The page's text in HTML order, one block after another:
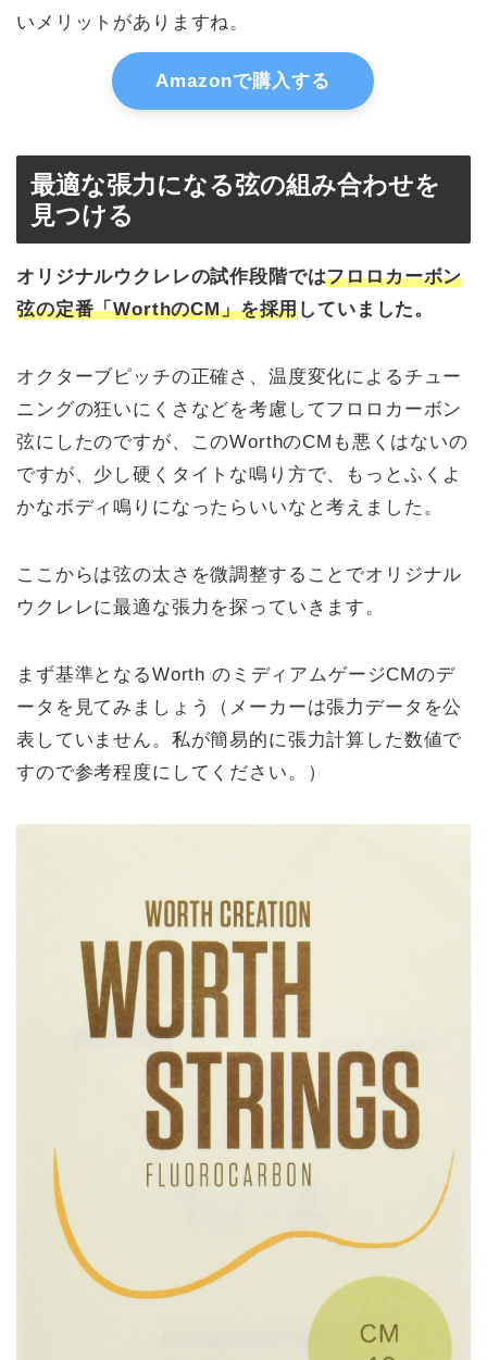
いメリットがありますね。
Amazonで購入する
最適な張力になる弦の組み合わせを
見つける
オリジナルウクレレの試作段階ではフロロカーボン
弦の定番「WorthのCM」を採用していました。
オクターブピッチの正確さ、温度変化によるチュー
ニングの狂いにくさなどを考慮してフロロカーボン
弦にしたのですが、このWorthのCMも悪くはないの
ですが、少し硬くタイトな鳴り方で、もっとふくよ
かなボディ鳴りになったらいいなと考えました。
ここからは弦の太さを微調整することでオリジナル
ウクレレに最適な張力を探っていきます。
まず基準となるWorth のミディアムゲージCMのデ
ータを見てみましょう（メーカーは張力データを公
表していません。私が簡易的に張力計算した数値で
すので参考程度にしてください。）